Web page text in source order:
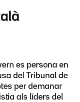
es persona en
del Tribunal de
per demanar
als líders del